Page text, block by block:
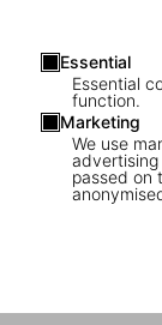
Essential
Essential
function.
Marketing
We use
passed on
The